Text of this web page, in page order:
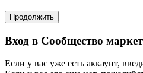
Продолжить
Вход в Сообщество
Если у вас уже есть аккаунт,